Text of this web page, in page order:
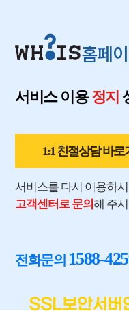
홈페
서비스 이용정지
1:1 친절상담 바로
서비스를 다시 이용하
고객센터로 문의해 주
전화문의 1588-
SSL보안서버